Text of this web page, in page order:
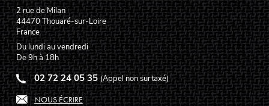
2 rue de Milan
44470Thouaré-sur-Loire
France
Du lundi au vendredi
De 9h à 18h
02 72 24 05 35 (Appel non surtaxé)
NOUS ÉCRIRE